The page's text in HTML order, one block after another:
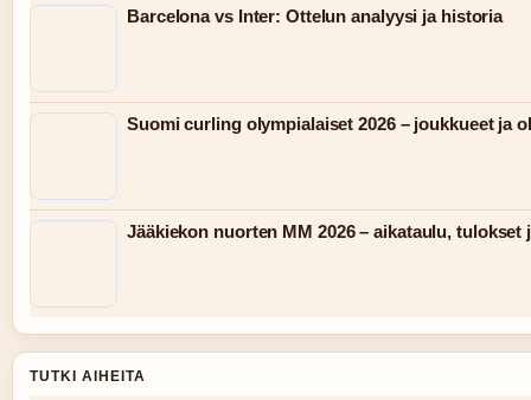
Barcelona vs Inter: Ottelun analyysi ja historia
Suomi curling olympialaiset 2026 – joukkueet ja
Jääkiekon nuorten MM 2026 – aikataulu, tulokset
TUTKI AIHEITA